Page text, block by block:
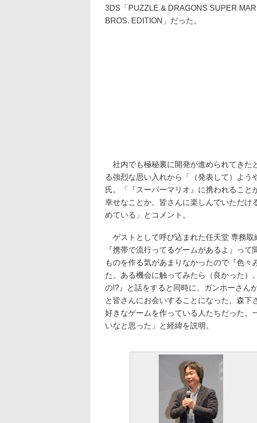
3DS「PUZZLE & DRAGONS SUPER
BROS. EDITION」だった。
社内でも極秘裏に開発が進められてきた
る強烈な思い入れから「（発表して）よ
氏。「『スーパーマリオ』に携われること
幸せなことか。皆さんに楽しんでいただけ
めている」とコメント。
ゲストとして呼び込まれた任天堂 専務取
『携帯で流行ってるゲームがあるよ』っ
ものを作る気があまりなかったので『色
た。ある機会に触ってみたら（良かった）
の!?』と話をすると同時に、ガンホーさん
と皆さんにお会いすることになった。森
好きなゲームを作っている人たちだった。
いなと思った」と経緯を説明。